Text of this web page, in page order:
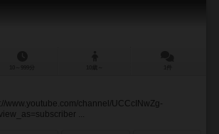
channel/UCCcINwZg-
...